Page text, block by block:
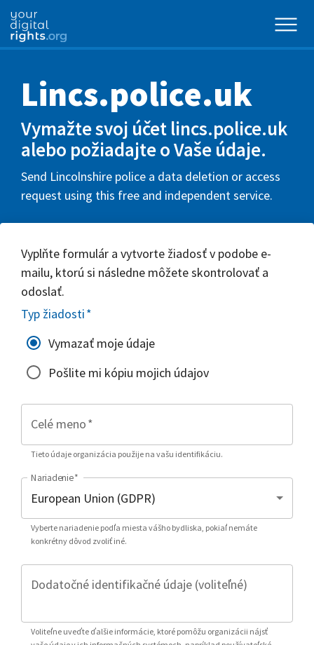
Lincs.police.uk
Vymažte svoj účet lincs.police.uk
alebo požiadajte o Vaše údaje.
Send Lincolnshire police a data deletion or access
request using this free and independent service.
Vyplňte formulár a vytvorte žiadosť v podobe e-
mailu, ktorú si následne môžete skontrolovať a
odoslať.
Typ žiadosti*
Vymazať moje údaje
Pošlite mi kópiu mojich údajov
Celé meno*
Tieto údaje organizácia použije na vašu identifikáciu.
Nariadenie*
Vyberte nariadenie podľa miesta vášho bydliska, pokiaľ nemáte
konkrétny dôvod zvoliť iné.
Dodatočné identifikačné údaje (voliteľné)
Voliteľne uveďte ďalšie informácie, ktoré pomôžu organizácii nájsť